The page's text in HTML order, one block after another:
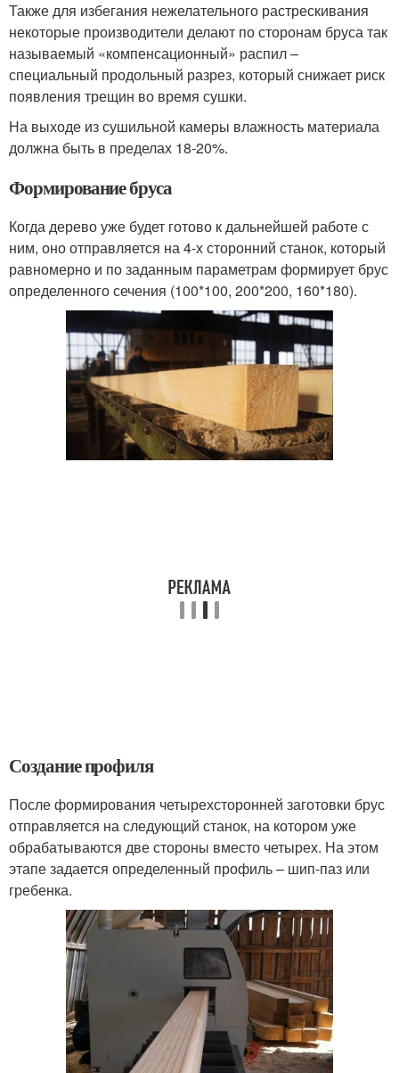
Также для избегания нежелательного растрескивания
некоторые производители делают по сторонам бруса так
называемый «компенсационный» распил –
специальный продольный разрез, который снижает риск
появления трещин во время сушки.
На выходе из сушильной камеры влажность материала
должна быть в пределах 18-20%.
Формирование бруса
Когда дерево уже будет готово к дальнейшей работе с
ним, оно отправляется на 4-х сторонний станок, который
равномерно и по заданным параметрам формирует брус
определенного сечения (100*100, 200*200, 160*180).
Создание профиля
После формирования четырехсторонней заготовки брус
отправляется на следующий станок, на котором уже
обрабатываются две стороны вместо четырех. На этом
этапе задается определенный профиль – шип-паз или
гребенка.